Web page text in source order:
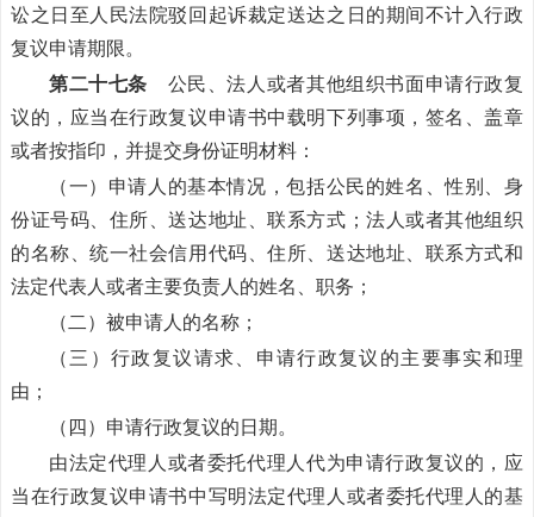
讼之日至人民法院驳回起诉裁定送达之日的期间不计入行政
复议申请期限。
第二十七条 公民、法人或者其他组织书面申请行政复
议的，应当在行政复议申请书中载明下列事项，签名、盖章
或者按指印，并提交身份证明材料：
（一）申请人的基本情况，包括公民的姓名、性别、身
份证号码、住所、送达地址、联系方式；法人或者其他组织
的名称、统一社会信用代码、住所、送达地址、联系方式和
法定代表人或者主要负责人的姓名、职务；
（二）被申请人的名称；
（三）行政复议请求、申请行政复议的主要事实和理
由；
（四）申请行政复议的日期。
由法定代理人或者委托代理人代为申请行政复议的，应
当在行政复议申请书中写明法定代理人或者委托代理人的基